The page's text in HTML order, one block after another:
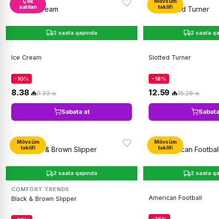
Çox
satılan
2 saata qapında
Ice Cream
-10%
8.38 ₼9.33 ₼
Səbətə at
Mövsüm
təklifi
2 saata
Slotted Turner
-18%
12.59 ₼15.28 ₼
Mövsüm
təklifi
2 saata qapında
COMFORT TRENDS
Black & Brown Slipper
Mövsüm
təklifi
2 saata
American Football